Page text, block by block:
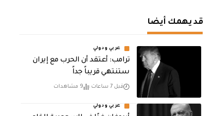
قد يهمك أيضا
عربي ودولي
‏ترامب: أعتقد أن الحرب مع إيران
ستنتهي قريباً جداً
قبل 7 ساعات 9 مشاهدات
عربي ودولي